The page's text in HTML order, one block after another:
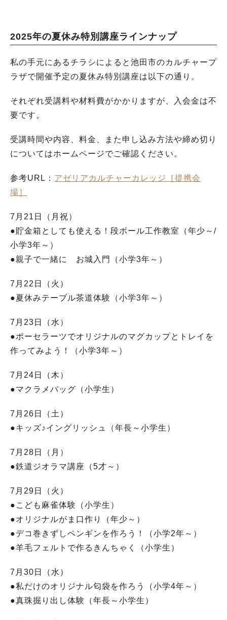
2025年の夏休み特別講座ラインナップ
私の手元にあるチラシによると池田市のカルチャープ
ラザで開催予定の夏休み特別講座は以下の通り。
それぞれ受講料や材料費がかかりますが、入会金は不
要です。
受講時間や内容、料金、また申し込み方法や締め切り
についてはホームページでご確認ください。
参考URL： アゼリアカルチャーカレッジ［提携会
場］
7月21日（月祝）
●貯金箱としても使える！段ボール工作教室（年少～/
小学3年～）
●親子で一緒に お城入門（小学3年～）
7月22日（火）
●夏休みテーブル茶道体験（小学3年～）
7月23日（水）
●ポーセラーツでオリジナルのマグカップとトレイを
作ってみよう！（小学3年～）
7月24日（木）
●マクラメバッグ（小学生）
7月26日（土）
●キッズ♪イングリッシュ（年長～小学生）
7月28日（月）
●鉄道ジオラマ講座（5才～）
7月29日（火）
●こども麻雀体験（小学生）
●オリジナルがま口作り（年少～）
●デコ巻きずしペンギンを作ろう！（小学2年～）
●羊毛フェルトで作るきんちゃく（小学生）
7月30日（水）
●私だけのオリジナル匂袋を作ろう（小学4年～）
●真珠掘り出し体験（年長～小学生）